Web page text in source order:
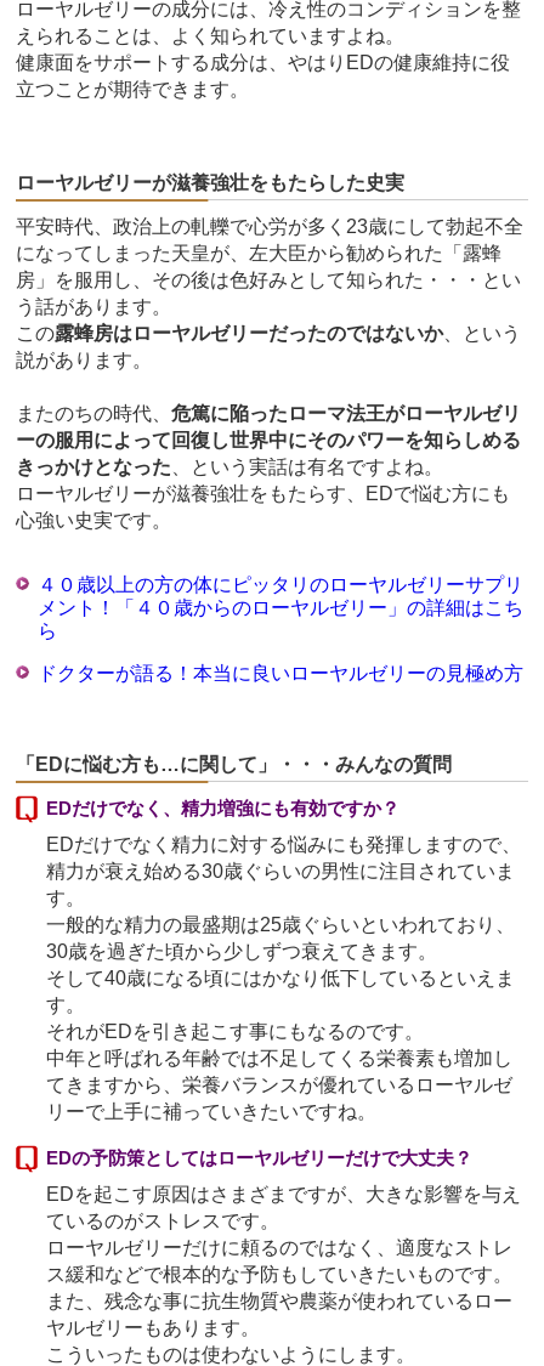
ローヤルゼリーの成分には、冷え性のコンディションを整
えられることは、よく知られていますよね。
健康面をサポートする成分は、やはりEDの健康維持に役
立つことが期待できます。
ローヤルゼリーが滋養強壮をもたらした史実
平安時代、政治上の軋轢で心労が多く23歳にして勃起不全
になってしまった天皇が、左大臣から勧められた「露蜂
房」を服用し、その後は色好みとして知られた・・・とい
う話があります。
この露蜂房はローヤルゼリーだったのではないか、という
説があります。
またのちの時代、危篤に陥ったローマ法王がローヤルゼリ
ーの服用によって回復し世界中にそのパワーを知らしめる
きっかけとなった 、という実話は有名ですよね。
ローヤルゼリーが滋養強壮をもたらす、EDで悩む方にも
心強い史実です。
４０歳以上の方の体にピッタリのローヤルゼリーサプリ
メント！「４０歳からのローヤルゼリー」の詳細はこち
ら
ドクターが語る！本当に良いローヤルゼリーの見極め方
「EDに悩む方も…に関して」・・・みんなの質問
EDだけでなく、精力増強にも有効ですか？
EDだけでなく精力に対する悩みにも発揮しますので、
精力が衰え始める30歳ぐらいの男性に注目されていま
す。
一般的な精力の最盛期は25歳ぐらいといわれており、
30歳を過ぎた頃から少しずつ衰えてきます。
そして40歳になる頃にはかなり低下しているといえま
す。
それがEDを引き起こす事にもなるのです。
中年と呼ばれる年齢では不足してくる栄養素も増加し
てきますから、栄養バランスが優れているローヤルゼ
リーで上手に補っていきたいですね。
EDの予防策としてはローヤルゼリーだけで大丈夫？
EDを起こす原因はさまざまですが、大きな影響を与え
ているのがストレスです。
ローヤルゼリーだけに頼るのではなく、適度なストレ
ス緩和などで根本的な予防もしていきたいものです。
また、残念な事に抗生物質や農薬が使われているロー
ヤルゼリーもあります。
こういったものは使わないようにします。